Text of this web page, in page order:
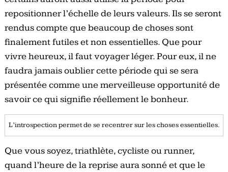
repositionner l’échelle de leurs valeurs. Ils se seront
rendus compte que beaucoup de choses sont
finalement futiles et non essentielles. Que pour
vivre heureux, il faut voyager léger. Pour eux, il ne
faudra jamais oublier cette période qui se sera
présentée comme une merveilleuse opportunité de
savoir ce qui signifie réellement le bonheur.
L’introspection permet de se recentrer sur les choses essentielles.
Que vous soyez, triathlète, cycliste ou runner,
quand l’heure de la reprise aura sonné et que le